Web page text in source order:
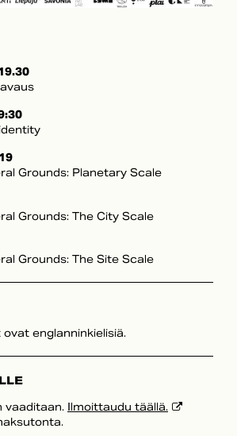
Grounds: Planetary Scale
Grounds: The City Scale
Grounds: The Site Scale
englanninkielisiä.
vaaditaan. Ilmoittaudu täällä.